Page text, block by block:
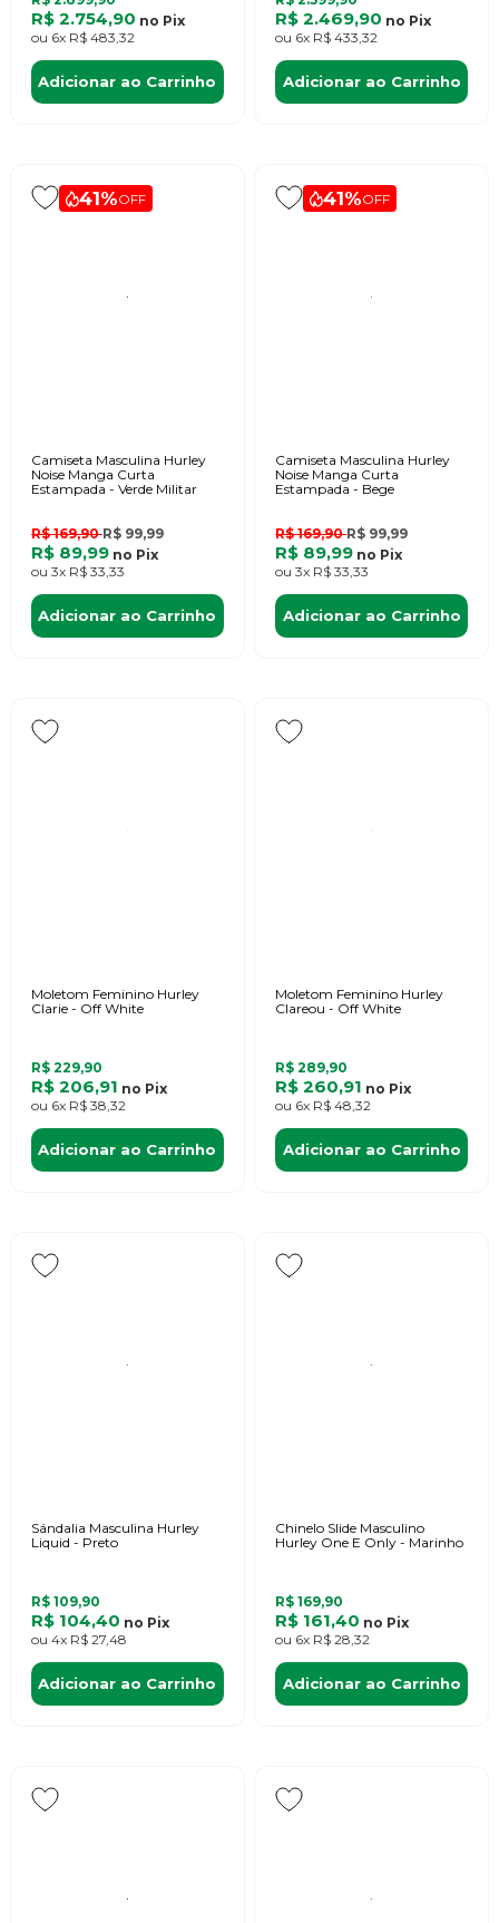
R$ 2.754,90 no Pix
ou 6x R$ 483,32
Adicionar ao Carrinho
R$ 2.469,90 no Pix
ou 6x R$ 433,32
Adicionar ao Carrinho
41%OFF
Camiseta Masculina Hurley
Noise Manga Curta
Estampada - Verde Militar
R$ 169,90R$ 99,99
R$ 89,99 no Pix
ou 3x R$ 33,33
Adicionar ao Carrinho
41%OFF
Camiseta Masculina Hurley
Noise Manga Curta
Estampada - Bege
R$ 169,90R$ 99,99
R$ 89,99 no Pix
ou 3x R$ 33,33
Adicionar ao Carrinho
Moletom Feminino Hurley
Clarie - Off White
R$ 229,90
R$ 206,91 no Pix
ou 6x R$ 38,32
Adicionar ao Carrinho
Moletom Feminino Hurley
Clareou - Off White
R$ 289,90
R$ 260,91 no Pix
ou 6x R$ 48,32
Adicionar ao Carrinho
Sándalia Masculina Hurley
Liquid - Preto
R$ 109,90
R$ 104,40 no Pix
ou 4x R$ 27,48
Adicionar ao Carrinho
Chinelo Slide Masculino
Hurley One E Only - Marinho
R$ 169,90
R$ 161,40 no Pix
ou 6x R$ 28,32
Adicionar ao Carrinho